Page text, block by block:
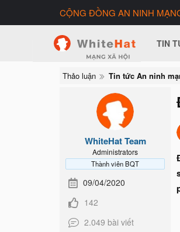
CỘNG ĐỒNG AN NINH
TIN
Thảo luận Tin tức An ninh
WhiteHat Team
Administrators
Thành viên BQT
09/04/2020
142
2.049 bài viết